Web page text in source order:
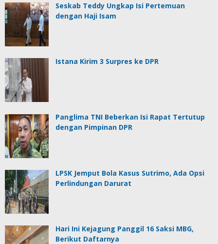
Seskab Teddy Ungkap Isi Pertemuan
dengan Haji Isam
Istana Kirim 3 Surpres ke DPR
Panglima TNI Beberkan Isi Rapat Tertutup
dengan Pimpinan DPR
LPSK Jemput Bola Kasus Sutrimo, Ada Opsi
Perlindungan Darurat
Hari Ini Kejagung Panggil 16 Saksi MBG,
Berikut Daftarnya